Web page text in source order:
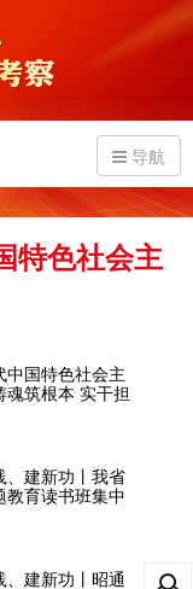
导航
特色社会主
中国特色社会主
魂筑根本 实干担
、建新功丨我省
育读书班集中
建新功丨昭通